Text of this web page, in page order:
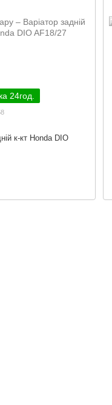
24год.
к-кт Honda DIO